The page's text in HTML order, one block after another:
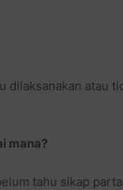
dilaksanakan atau
mana?
tahu sikap